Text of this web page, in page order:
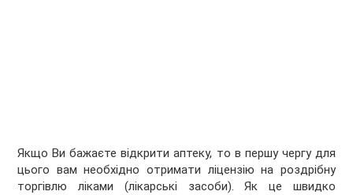
Якщо Ви бажаєте відкрити аптеку, то в першу чергу для
цього вам необхідно отримати ліцензію на роздрібну
торгівлю ліками (лікарські засоби). Як це швидко